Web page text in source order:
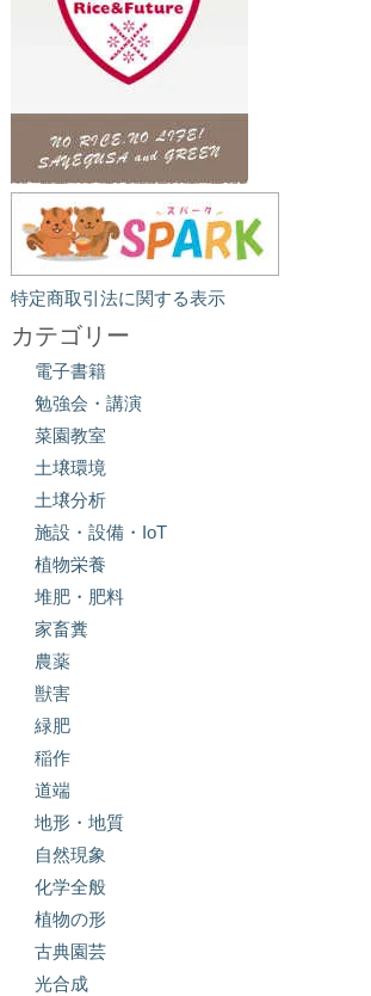
特定商取引法に関する表示
カテゴリー
電子書籍
勉強会・講演
菜園教室
土壌環境
土壌分析
施設・設備・IoT
植物栄養
堆肥・肥料
家畜糞
農薬
獣害
緑肥
稲作
道端
地形・地質
自然現象
化学全般
植物の形
古典園芸
光合成